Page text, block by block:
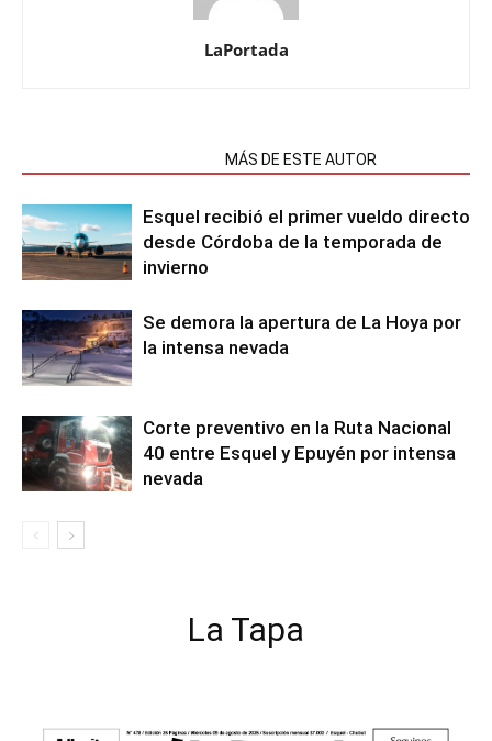
LaPortada
MÁS DE ESTE AUTOR
Esquel recibió el primer vueldo directo
desde Córdoba de la temporada de
invierno
Se demora la apertura de La Hoya por
la intensa nevada
Corte preventivo en la Ruta Nacional
40 entre Esquel y Epuyén por intensa
nevada
La Tapa